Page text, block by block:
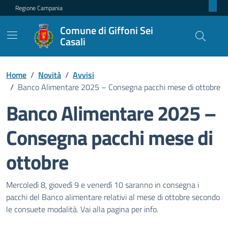
Regione Campania
Comune di Giffoni Sei
Casali
Home / Novità / Avvisi
/ Banco Alimentare 2025 – Consegna pacchi mese di ottobre
Banco Alimentare 2025 –
Consegna pacchi mese di
ottobre
Dettagli della notizia
Mercoledì 8, giovedì 9 e venerdì 10 saranno in consegna i
pacchi del Banco alimentare relativi al mese di ottobre secondo
le consuete modalità. Vai alla pagina per info.